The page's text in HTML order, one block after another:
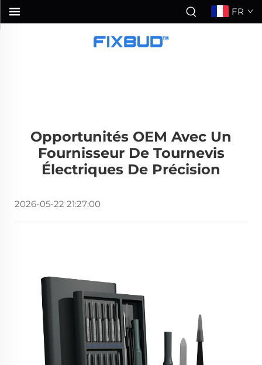
FR
Opportunités OEM Avec Un
Fournisseur De Tournevis
Électriques De Précision
2026-05-22 21:27:00